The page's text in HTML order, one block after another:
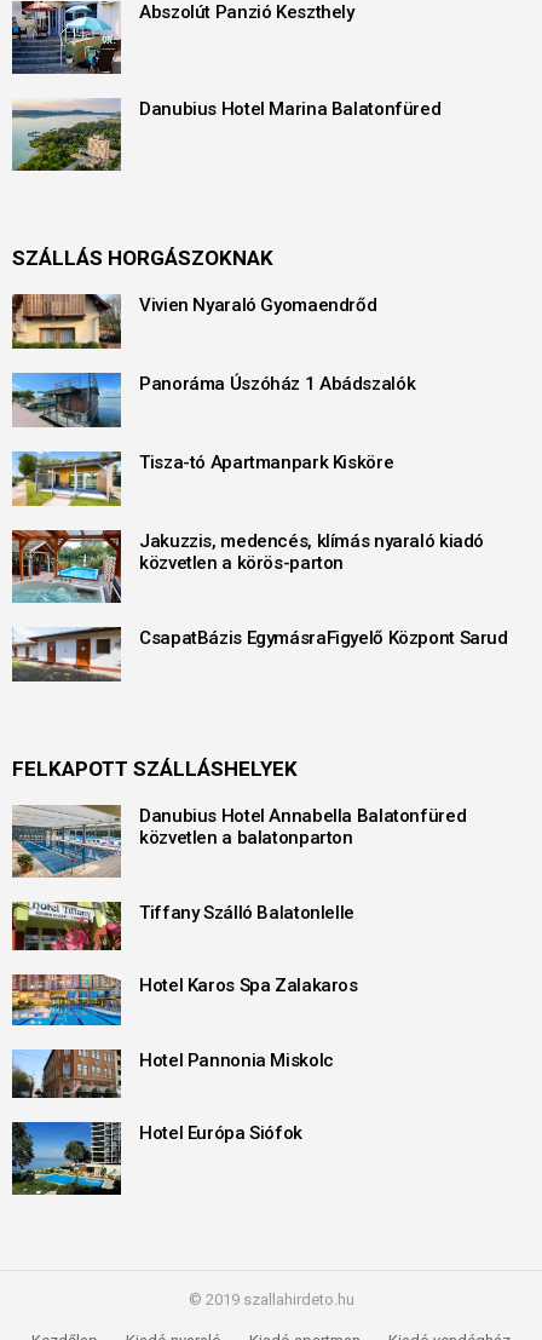
Abszolút Panzió Keszthely
Danubius Hotel Marina Balatonfüred
SZÁLLÁS HORGÁSZOKNAK
Vivien Nyaraló Gyomaendrőd
Panoráma Úszóház 1 Abádszalók
Tisza-tó Apartmanpark Kisköre
Jakuzzis, medencés, klímás nyaraló kiadó
közvetlen a körös-parton
CsapatBázis EgymásraFigyelő Központ Sarud
FELKAPOTT SZÁLLÁSHELYEK
Danubius Hotel Annabella Balatonfüred
közvetlen a balatonparton
Tiffany Szálló Balatonlelle
Hotel Karos Spa Zalakaros
Hotel Pannonia Miskolc
Hotel Európa Siófok
© 2019 szallahirdeto.hu